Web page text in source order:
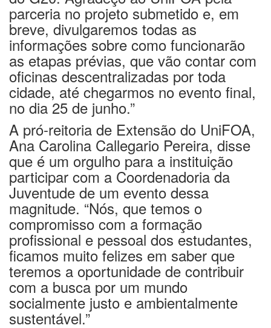
parceria no projeto submetido e, em
breve, divulgaremos todas as
informações sobre como funcionarão
as etapas prévias, que vão contar com
oficinas descentralizadas por toda
cidade, até chegarmos no evento final,
no dia 25 de junho.”
A pró-reitoria de Extensão do UniFOA,
Ana Carolina Callegario Pereira, disse
que é um orgulho para a instituição
participar com a Coordenadoria da
Juventude de um evento dessa
magnitude. “Nós, que temos o
compromisso com a formação
profissional e pessoal dos estudantes,
ficamos muito felizes em saber que
teremos a oportunidade de contribuir
com a busca por um mundo
socialmente justo e ambientalmente
sustentável.”